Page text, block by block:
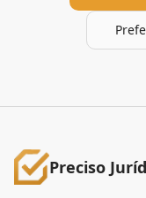
Preciso